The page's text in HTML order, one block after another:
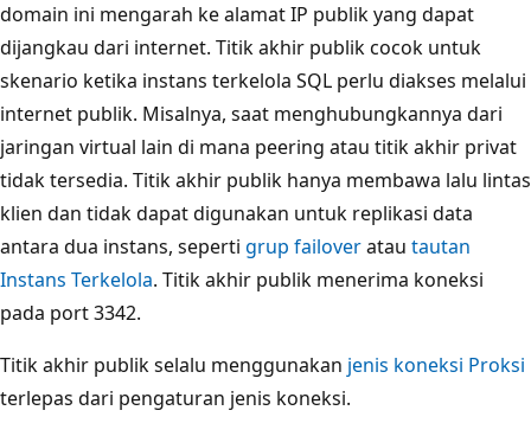
domain ini mengarah ke alamat IP publik yang dapat
dijangkau dari internet. Titik akhir publik cocok untuk
skenario ketika instans terkelola SQL perlu diakses melalui
internet publik. Misalnya, saat menghubungkannya dari
jaringan virtual lain di mana peering atau titik akhir privat
tidak tersedia. Titik akhir publik hanya membawa lalu lintas
klien dan tidak dapat digunakan untuk replikasi data
antara dua instans, seperti grup failoveratau tautan
Instans Terkelola. Titik akhir publik menerima koneksi
pada port 3342.
Titik akhir publik selalu menggunakan jenis koneksi Proksi
terlepas dari pengaturan jenis koneksi.